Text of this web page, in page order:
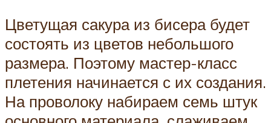
Цветущая сакура из бисера будет
состоять из цветов небольшого
размера. Поэтому мастер-класс
плетения начинается с их создания.
На проволоку набираем семь штук